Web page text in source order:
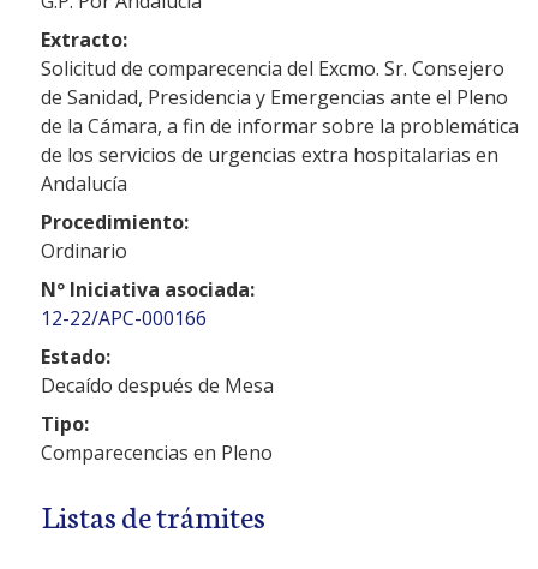
Extracto:
Solicitud de comparecencia del Excmo. Sr. Consejero
de Sanidad, Presidencia y Emergencias ante el Pleno
de la Cámara, a fin de informar sobre la problemática
de los servicios de urgencias extra hospitalarias en
Andalucía
Procedimiento:
Ordinario
Nº Iniciativa asociada:
12-22/APC-000166
Estado:
Decaído después de Mesa
Tipo:
Comparecencias en Pleno
Listas de trámites